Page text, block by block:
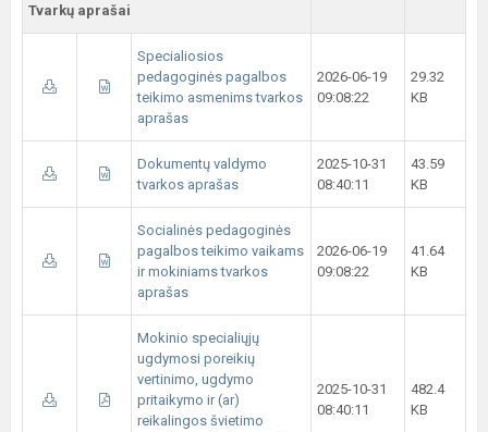
Tvarkų aprašai
Specialiosios
pedagoginės pagalbos
teikimo asmenims tvarkos
aprašas
2026-06-19
09:08:22
29.32
KB
Dokumentų valdymo
tvarkos aprašas
2025-10-31
08:40:11
43.59
KB
Socialinės pedagoginės
pagalbos teikimo vaikams
ir mokiniams tvarkos
aprašas
2026-06-19
09:08:22
41.64
KB
Mokinio specialiųjų
ugdymosi poreikių
vertinimo, ugdymo
pritaikymo ir (ar)
reikalingos švietimo
2025-10-31
08:40:11
482.4
KB